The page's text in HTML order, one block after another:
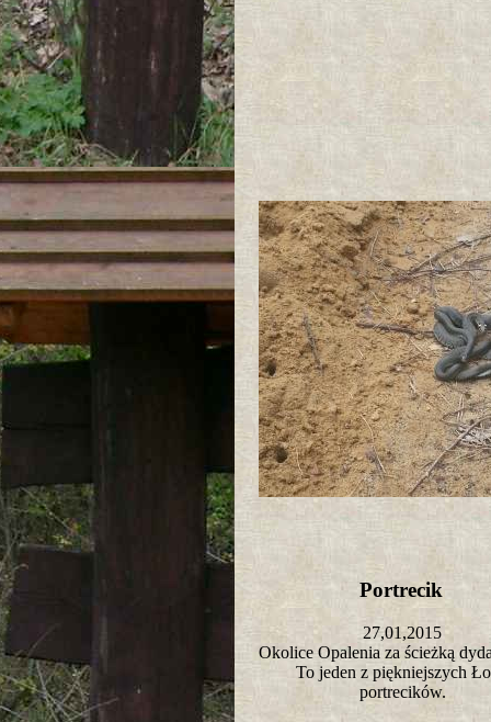
Portrecik
27,01,2015
Okolice Opalenia za ścieżką
To jeden z piękniejszych
portrecików.